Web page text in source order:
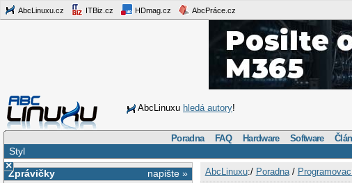
AbcLinuxu.cz ITBiz.cz HDmag.cz AbcPráce.cz
AbcLinuxu hledá autory!
Poradna FAQ Hardware Software
Styl
×
napište »
Zprávičky
AbcLinuxu:/ Poradna/